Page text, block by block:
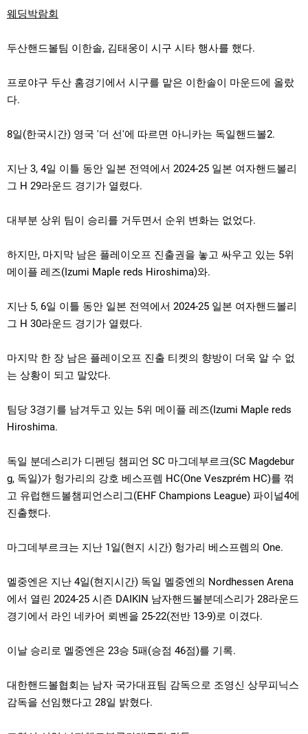
웨딩박람회
두산핸드볼팀 이한솔, 김태웅이 시구 시타 행사를 했다.
프로야구 두산 홈경기에서 시구를 맡은 이한솔이 마운드에 올랐
다.
8일(한국시간) 영국 '더 선'에 따르면 아니카는 독일핸드볼2.
지난 3, 4일 이틀 동안 일본 전역에서 2024-25 일본 여자핸드볼리
그 H 29라운드 경기가 열렸다.
대부분 상위 팀이 승리를 거두면서 순위 변화는 없었다.
하지만, 마지막 남은 플레이오프 진출권을 놓고 싸우고 있는 5위
메이플 레즈(Izumi Maple reds Hiroshima)와.
지난 5, 6일 이틀 동안 일본 전역에서 2024-25 일본 여자핸드볼리
그 H 30라운드 경기가 열렸다.
마지막 한 장 남은 플레이오프 진출 티켓의 향방이 더욱 알 수 없
는 상황이 되고 말았다.
팀당 3경기를 남겨두고 있는 5위 메이플 레즈(Izumi Maple reds
Hiroshima.
독일 분데스리가 디펜딩 챔피언 SC 마그데부르크(SC Magdebur
g, 독일)가 헝가리의 강호 베스프렘 HC(One Veszprém HC)를 꺾
고 유럽핸드볼챔피언스리그(EHF Champions League) 파이널4에
진출했다.
마그데부르크는 지난 1일(현지 시간) 헝가리 베스프렘의 One.
멜중엔은 지난 4일(현지시간) 독일 멜중엔의 Nordhessen Arena
에서 열린 2024-25 시즌 DAIKIN 남자핸드볼분데스리가 28라운드
경기에서 라인 네카어 뢰벤을 25-22(전반 13-9)로 이겼다.
이날 승리로 멜중엔은 23승 5패(승점 46점)를 기록.
대한핸드볼협회는 남자 국가대표팀 감독으로 조영신 상무피닉스
감독을 선임했다고 28일 밝혔다.